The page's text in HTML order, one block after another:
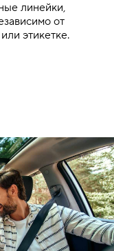
линейки,
от
этикетке.